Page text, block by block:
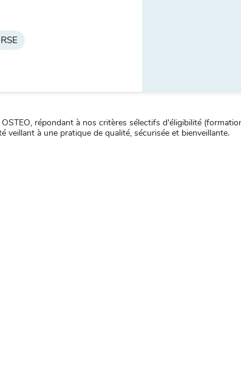
répondant à nos critères sélectifs d'éligibilité
à une pratique de qualité, sécurisée et bienveillante.